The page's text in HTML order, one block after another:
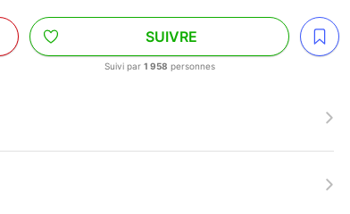
SUIVRE
Suivi par 1 958 personnes